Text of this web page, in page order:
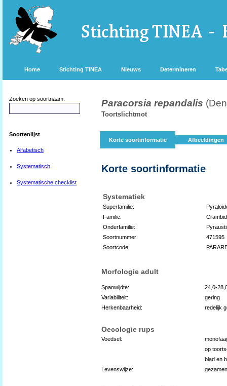
Home Stichting TINEA Nieuws Determineren
Zoeken op soortnaam:
Soortenlijst
Alfabetisch
Systematisch
Systematische checklist
Paracorsia repandalis
Toortslichtmot
Korte soortinformatie Afbeeldingen
Korte soortinformatie
Systematiek
Superfamilie:
Familie:
Onderfamilie:
Soortnummer:
471595
Soortcode:
Morfologie adult
Spanwijdte:
24,0-
Variabiliteit:
gering
Herkenbaarheid:
redelijk
Oecologie rups
Voedsel:
op
blad en
Levenswijze: